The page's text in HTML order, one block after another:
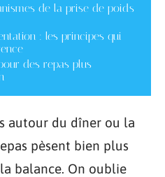
de la prise de poids
: les principes qui
des repas plus
autour du dîner ou la
pèsent bien plus
balance. On oublie